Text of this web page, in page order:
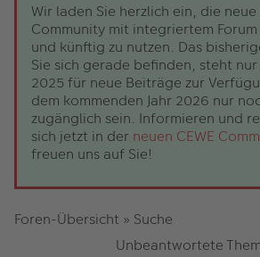
Wir laden Sie herzlich ein, die neue
Community mit integriertem
und künftig zu nutzen. Das
Sie sich gerade befinden, steht
2025 für neue Beiträge zur
dem kommenden Jahr 2026 nur
zugänglich sein. Informieren und
sich jetzt in der neuen CEWE
freuen uns auf Sie!
Foren-Übersicht » Suche
Unbeantwortete